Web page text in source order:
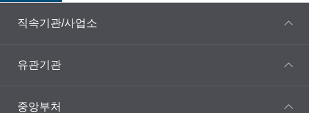
직속기관/사업소
유관기관
중앙부처